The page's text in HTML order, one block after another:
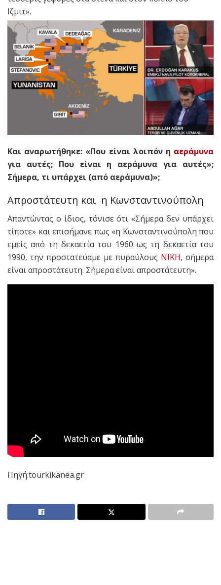
Ιζμιτ».
Και αναρωτήθηκε: «Που είναι λοιπόν η αεράμυνα
για αυτές; Που είναι η αεράμυνα για αυτές»;
Σήμερα, τι υπάρχει (από αεράμυνα)»;
Απροστάτευτη και η Κωνσταντινούπολη
Απαντώντας ο ίδιος, τόνισε ότι «Σήμερα δεν υπάρχει
τίποτε» και επισήμανε πως «η Κωνσταντινούπολη που
εμείς από τη δεκαετία του 1960 ως τη δεκαετία του
1990, την προστατεύαμε με πυραύλους ΝΙΚΗ, σήμερα
είναι απροστάτευτη. Σήμερα είναι απροστάτευτη».
Πηγή:tourkikanea.gr